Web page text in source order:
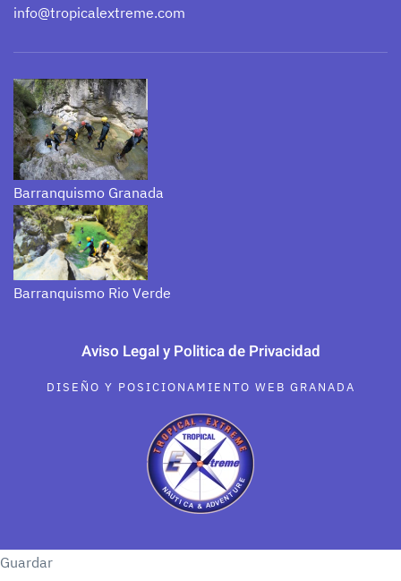
info@tropicalextreme.com
Barranquismo Granada
Barranquismo Rio Verde
Aviso Legal y Politica de Privacidad
DISEÑO Y POSICIONAMIENTO WEB GRANADA
Guardar